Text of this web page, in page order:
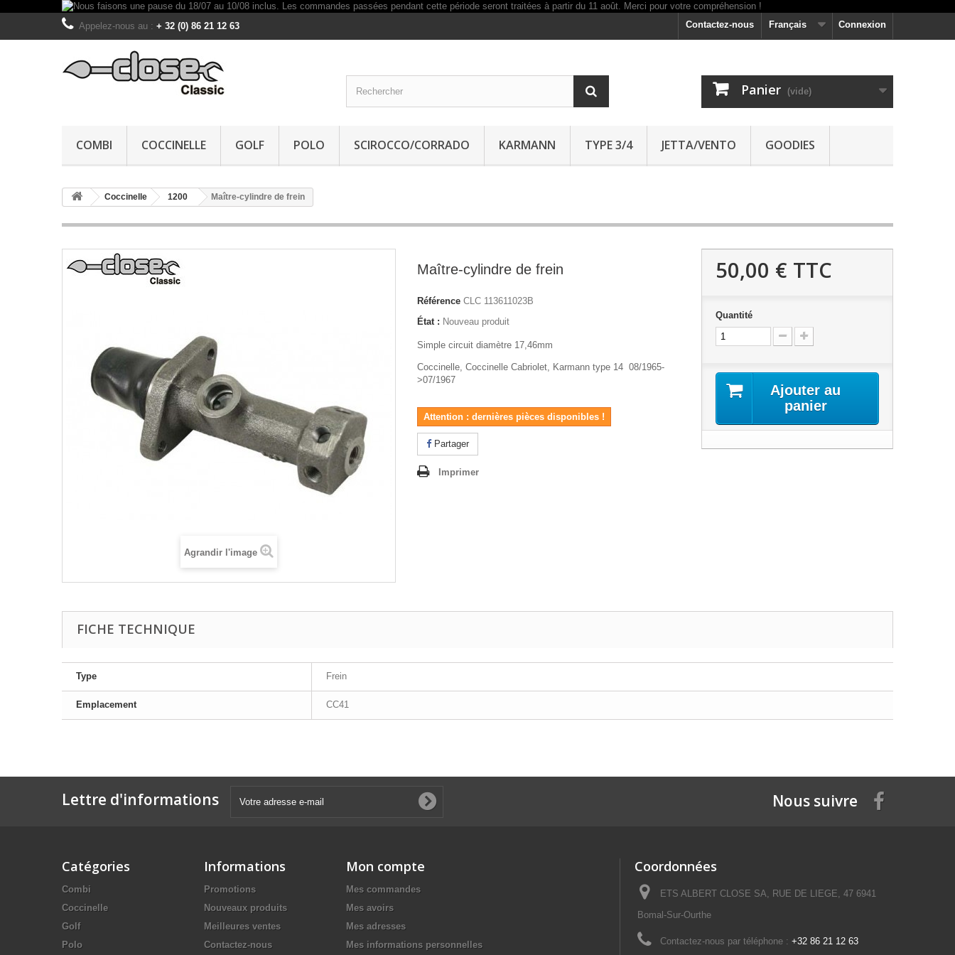
Connexion
Français
Contactez-nous
Appelez-nous au : + 32 (0) 86 21 12 63
Panier (vide)
COMBI COCCINELLE GOLF POLO SCIROCCO/CORRADO KARMANN TYPE 3/4 JETTA/VENTO GOODIES
Coccinelle 1200 Maître-cylindre de frein
Agrandir l'image
Maître-cylindre de frein
Référence CLC 113611023B
État : Nouveau produit
Simple circuit diamètre 17,46mm
Coccinelle, Coccinelle Cabriolet, Karmann type 14 08/1965-
>07/1967
Attention : dernières pièces disponibles !
Partager
Imprimer
50,00 € TTC
Quantité
Ajouter au
panier
FICHE TECHNIQUE
Type Frein
Emplacement CC41
Lettre d'informations Nous suivre
Catégories
Combi
Coccinelle
Golf
Polo
Informations
Promotions
Nouveaux produits
Meilleures ventes
Contactez-nous
Mon compte
Mes commandes
Mes avoirs
Mes adresses
Mes informations personnelles
Coordonnées
ETS ALBERT CLOSE SA, RUE DE LIEGE, 47 6941
Bomal-Sur-Ourthe
Contactez-nous par téléphone : +32 86 21 12 63